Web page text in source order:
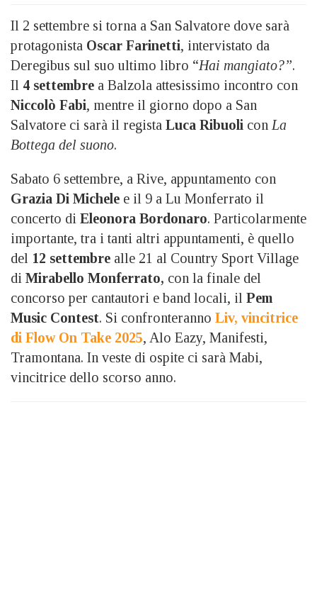
Il 2 settembre si torna a San Salvatore dove sarà
protagonista Oscar Farinetti, intervistato da
Deregibus sul suo ultimo libro “Hai mangiato?”.
Il 4 settembre a Balzola attesissimo incontro con
Niccolò Fabi, mentre il giorno dopo a San
Salvatore ci sarà il regista Luca Ribuoli con La
Bottega del suono.
Sabato 6 settembre, a Rive, appuntamento con
Grazia Di Michele e il 9 a Lu Monferrato il
concerto di Eleonora Bordonaro. Particolarmente
importante, tra i tanti altri appuntamenti, è quello
del 12 settembre alle 21 al Country Sport Village
di Mirabello Monferrato, con la finale del
concorso per cantautori e band locali, il Pem
Music Contest. Si confronteranno Liv, vincitrice
di Flow On Take 2025, Alo Eazy, Manifesti,
Tramontana. In veste di ospite ci sarà Mabi,
vincitrice dello scorso anno.